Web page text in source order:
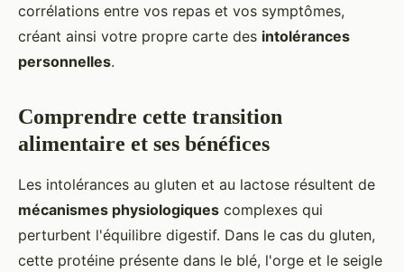
corrélations entre vos repas et vos symptômes,
créant ainsi votre propre carte des intolérances
personnelles.
Comprendre cette transition
alimentaire et ses bénéfices
Les intolérances au gluten et au lactose résultent de
mécanismes physiologiques complexes qui
perturbent l'équilibre digestif. Dans le cas du gluten,
cette protéine présente dans le blé, l'orge et le seigle